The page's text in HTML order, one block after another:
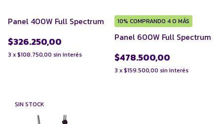
Panel 400W Full Spectrum
$326.250,00
3 x$108.750,00 sin interés
Panel 600W Full Spectrum
$478.500,00
3 x$159.500,00 sin interés
10% COMPRANDO 4 O MÁS
SIN STOCK